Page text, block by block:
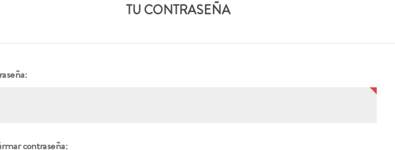
TU CONTRASEÑA
contraseña: